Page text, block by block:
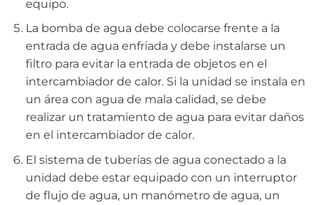
equipo.
La bomba de agua debe colocarse frente a la
entrada de agua enfriada y debe instalarse un
filtro para evitar la entrada de objetos en el
intercambiador de calor. Si la unidad se instala en
un área con agua de mala calidad, se debe
realizar un tratamiento de agua para evitar daños
en el intercambiador de calor.
El sistema de tuberías de agua conectado a la
unidad debe estar equipado con un interruptor
de flujo de agua, un manómetro de agua, un